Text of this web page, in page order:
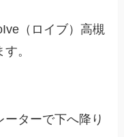
（ロイブ）高槻
。
ターで下へ降り